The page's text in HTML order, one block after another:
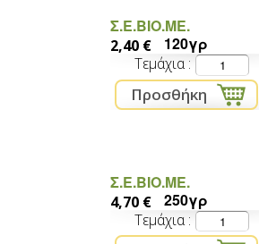
Σ.Ε.ΒΙΟ.ΜΕ.
2,40 € 120γρ
Τεμάχια
Σ.Ε.ΒΙΟ.ΜΕ.
4,70 € 250γρ
Τεμάχια